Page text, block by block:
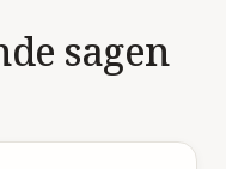
sagen